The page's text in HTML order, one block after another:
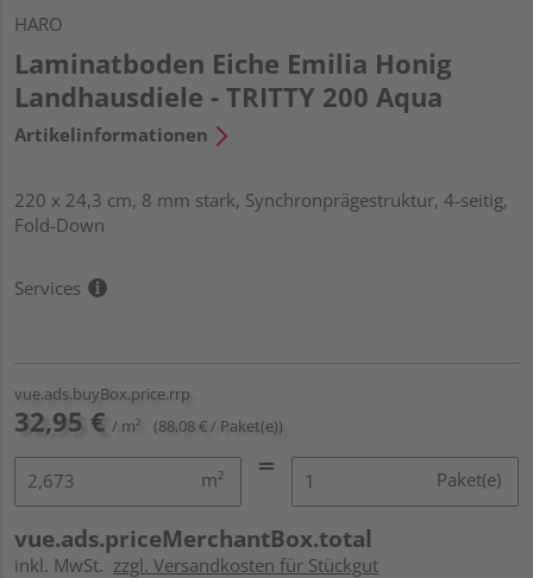
HARO
Laminatboden Eiche Emilia Honig
Landhausdiele - TRITTY 200 Aqua
Artikelinformationen
220 x 24,3 cm, 8 mm stark, Synchronprägestruktur, 4-seitig,
Fold-Down
Services
vue.ads.buyBox.price.rrp
32,95 € / m² (88,08 € / Paket(e))
m² Paket(e)
vue.ads.priceMerchantBox.total
inkl. MwSt. zzgl. Versandkosten für Stückgut